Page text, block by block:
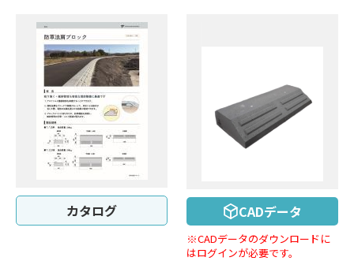
カタログ CADデータ
※CADデータのダウンロードに
はログインが必要です。